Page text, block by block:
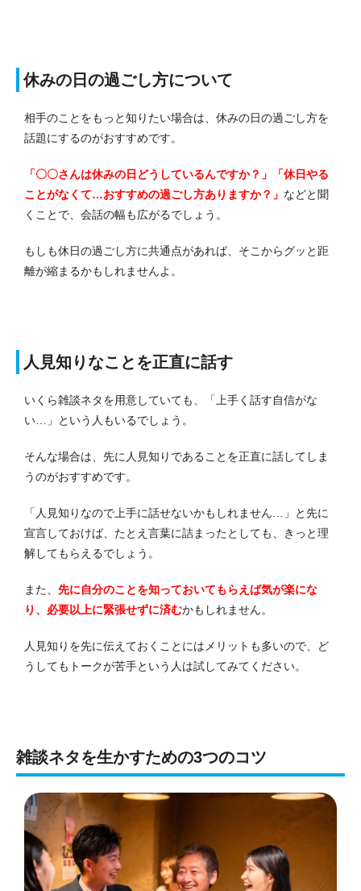
休みの日の過ごし方について
相手のことをもっと知りたい場合は、休みの日の過ごし方を
話題にするのがおすすめです。
「〇〇さんは休みの日どうしているんですか？」「休日やる
ことがなくて…おすすめの過ごし方ありますか？」 などと聞
くことで、会話の幅も広がるでしょう。
もしも休日の過ごし方に共通点があれば、そこからグッと距
離が縮まるかもしれませんよ。
人見知りなことを正直に話す
いくら雑談ネタを用意していても、「上手く話す自信がな
い…」という人もいるでしょう。
そんな場合は、先に人見知りであることを正直に話してしま
うのがおすすめです。
「人見知りなので上手に話せないかもしれません…」と先に
宣言しておけば、たとえ言葉に詰まったとしても、きっと理
解してもらえるでしょう。
また、 先に自分のことを知っておいてもらえば気が楽にな
り、必要以上に緊張せずに済むかもしれません。
人見知りを先に伝えておくことにはメリットも多いので、ど
うしてもトークが苦手という人は試してみてください。
雑談ネタを生かすための3つのコツ